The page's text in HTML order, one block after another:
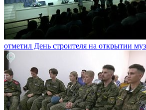
отметил День строителя на открытии